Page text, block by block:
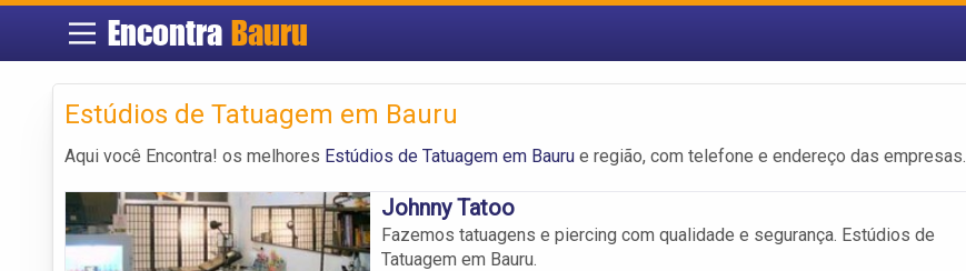
EncontraBauru
Estúdios de Tatuagem em Bauru
Aqui você Encontra! os melhores Estúdios de Tatuagem em Bauru e região, com telefone e endereço das empresas.
Johnny Tatoo
Fazemos tatuagens e piercing com qualidade e segurança. Estúdios de
Tatuagem em Bauru.